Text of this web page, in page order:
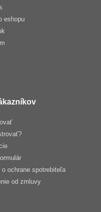
eshopu
ochrane spotrebiteľa
od zmluvy